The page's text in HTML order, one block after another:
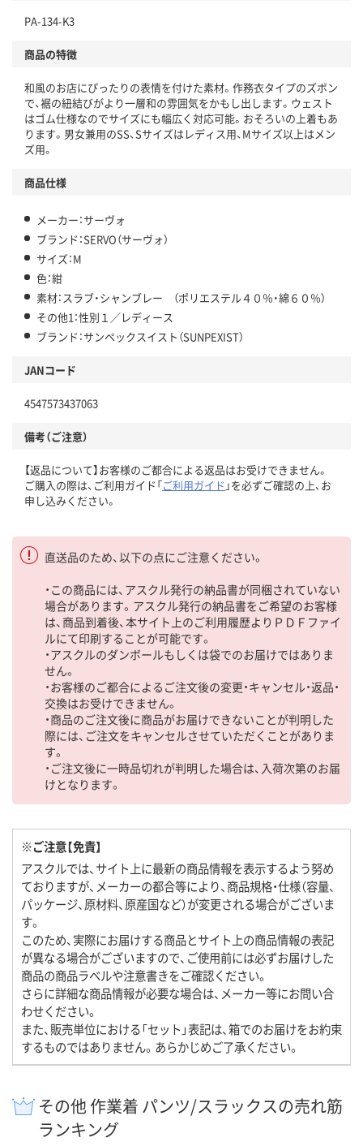
PA-134-K3
商品の特徴
和風のお店にぴったりの表情を付けた素材。作務衣タイプのズボン
で、裾の紐結びがより一層和の雰囲気をかもし出します。ウェスト
はゴム仕様なのでサイズにも幅広く対応可能。おそろいの上着もあ
ります。男女兼用のSS、Sサイズはレディス用、Mサイズ以上はメン
ズ用。
商品仕様
メーカー：サーヴォ
ブランド：SERVO（サーヴォ）
サイズ：M
色：紺
素材：スラブ・シャンブレー （ポリエステル４０％・綿６０％）
その他1：性別１／レディース
ブランド：サンペックスイスト（SUNPEXIST）
JANコード
4547573437063
備考（ご注意）
【返品について】お客様のご都合による返品はお受けできません。
ご購入の際は、ご利用ガイド「ご利用ガイド 」を必ずご確認の上、お
申し込みください。
直送品のため、以下の点にご注意ください。
・この商品には、アスクル発行の納品書が同梱されていない
場合があります。アスクル発行の納品書をご希望のお客様
は、商品到着後、本サイト上のご利用履歴よりＰＤＦファイ
ルにて印刷することが可能です。
・アスクルのダンボールもしくは袋でのお届けではありま
せん。
・お客様のご都合によるご注文後の変更・キャンセル・返品・
交換はお受けできません。
・商品のご注文後に商品がお届けできないことが判明した
際には、ご注文をキャンセルさせていただくことがありま
す。
・ご注文後に一時品切れが判明した場合は、入荷次第のお届
けとなります。
※ご注意【免責】
アスクルでは、サイト上に最新の商品情報を表示するよう努め
ておりますが、メーカーの都合等により、商品規格・仕様（容量、
パッケージ、原材料、原産国など）が変更される場合がございま
す。
このため、実際にお届けする商品とサイト上の商品情報の表記
が異なる場合がございますので、ご使用前には必ずお届けした
商品の商品ラベルや注意書きをご確認ください。
さらに詳細な商品情報が必要な場合は、メーカー等にお問い合
わせください。
また、販売単位における「セット」表記は、箱でのお届けをお約束
するものではありません。あらかじめご了承ください。
その他 作業着 パンツ/スラックスの売れ筋
ランキング